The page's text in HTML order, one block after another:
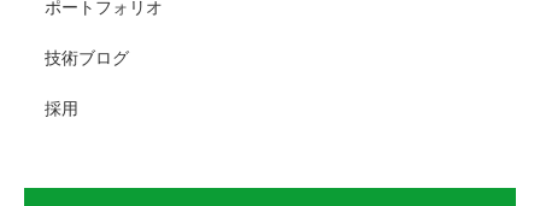
ポートフォリオ
技術ブログ
採用